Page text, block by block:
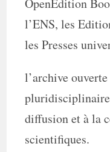
OpenEdition
l’ENS, les
les Presses
l’archive
pluridisciplinaire
diffusion et à la
scientifiques.